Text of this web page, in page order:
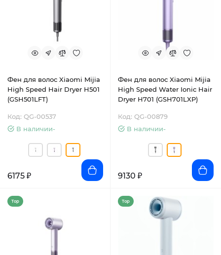
Фен для волос Xiaomi Mijia
High Speed Hair Dryer H501
(GSH501LFT)
Код: QG-00537
В наличии-
6175 ₽
Фен для волос Xiaomi Mijia
High Speed Water Ionic Hair
Dryer H701 (GSH701LXP)
Код: QG-00879
В наличии-
9130 ₽
Top Top